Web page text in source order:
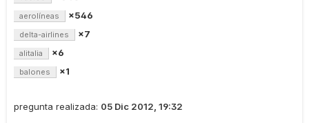
aerolíneas ×546
delta-airlines ×7
alitalia ×6
balones ×1
pregunta realizada: 05 Dic 2012, 19:32